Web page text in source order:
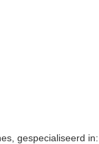
gespecialiseerd in: